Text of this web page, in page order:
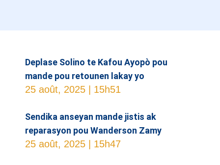
Deplase Solino te Kafou Ayopò pou
mande pou retounen lakay yo
25 août, 2025 15h51
Sendika anseyan mande jistis ak
reparasyon pou Wanderson Zamy
25 août, 2025 15h47